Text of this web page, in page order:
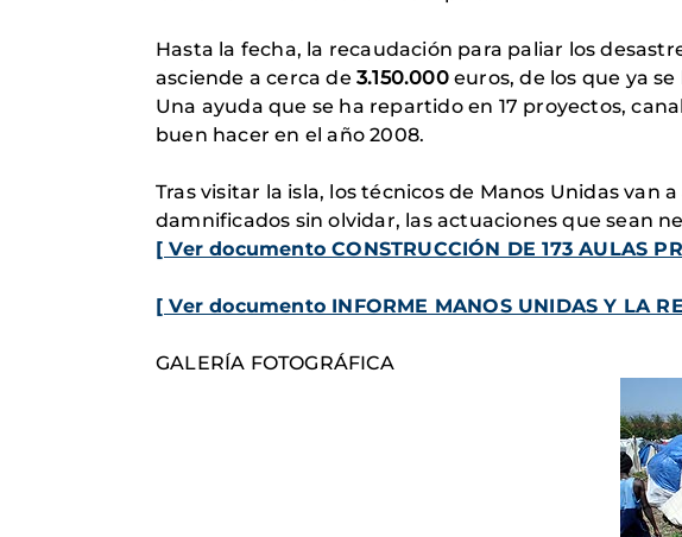
Hasta la fecha, la recaudación para paliar los
asciende a cerca de 3.150.000euros, de los que ya
Una ayuda que se ha repartido en 17 proyectos,
buen hacer en el año 2008.
Tras visitar la isla, los técnicos de Manos Unidas
damnificados sin olvidar, las actuaciones que sean
[ Ver documento CONSTRUCCIÓN DE 173 AULAS
[ Ver documento INFORME MANOS UNIDAS Y LA
GALERÍA FOTOGRÁFICA